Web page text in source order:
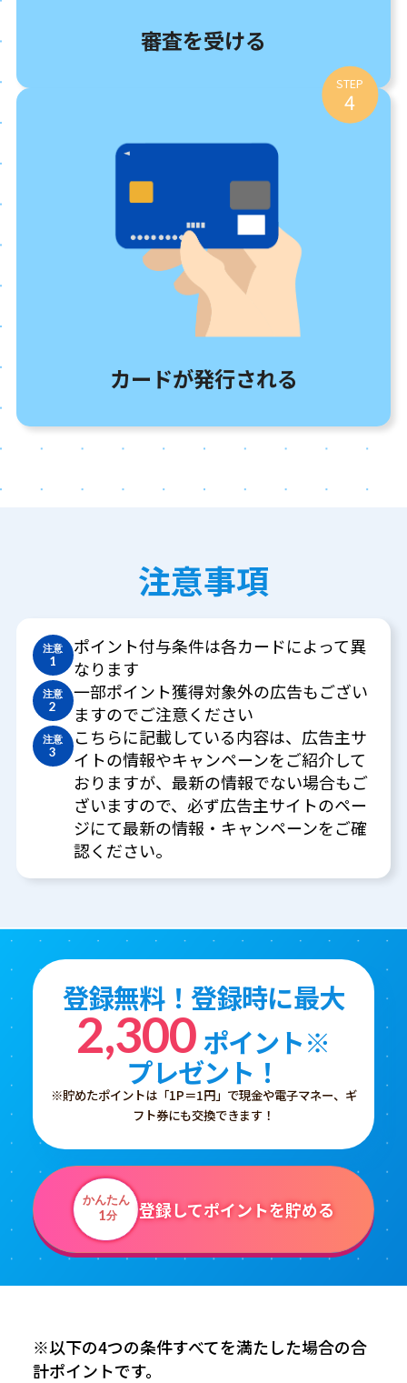
審査を受ける
STEP
4
カードが発行される
注意事項
注意
1
ポイント付与条件は各カードによって異
なります
注意
2
一部ポイント獲得対象外の広告もござい
ますのでご注意ください
注意
3
こちらに記載している内容は、広告主サ
イトの情報やキャンペーンをご紹介して
おりますが、最新の情報でない場合もご
ざいますので、必ず広告主サイトのペー
ジにて最新の情報・キャンペーンをご確
認ください。
登録無料！登録時に最大
2,300ポイント※
プレゼント！
※貯めたポイントは「1P＝1円」で現金や電子マネー、ギ
フト券にも交換できます！
かんたん
1分 登録してポイントを貯める
※以下の4つの条件すべてを満たした場合の合
計ポイントです。